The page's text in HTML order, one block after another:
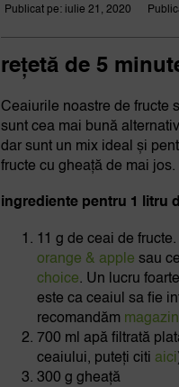
Publicat pe: iulie 21, 2020
rețetă de 5
Ceaiurile noastre de fructe
sunt cea mai bună
dar sunt un mix ideal și
fructe cu gheață de mai jos.
ingrediente pentru 1 litru
11 g de ceai de
orange & apple sau
choice. Un lucru
este ca ceaiul sa fie
recomandăm
700 ml apă filtrată
ceaiului, puteți citi aici
300 g gheață